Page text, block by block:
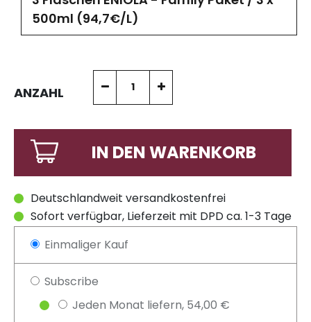
500ml (94,7€/L)
ANZAHL
IN DEN WARENKORB
Deutschlandweit versandkostenfrei
Sofort verfügbar, Lieferzeit mit DPD ca. 1-3 Tage
Einmaliger Kauf
Subscribe
Jeden Monat liefern, 54,00 €